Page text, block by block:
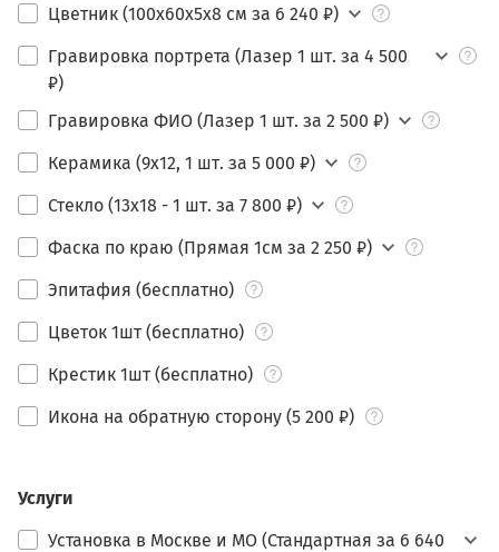
Цветник (100х60х5х8 см за 6 240 ₽)
Гравировка портрета (Лазер 1 шт. за 4 500
₽)
Гравировка ФИО (Лазер 1 шт. за 2 500 ₽)
Керамика (9х12, 1 шт. за 5 000 ₽)
Стекло (13х18 - 1 шт. за 7 800 ₽)
Фаска по краю (Прямая 1см за 2 250 ₽)
Эпитафия (бесплатно)
Цветок 1шт (бесплатно)
Крестик 1шт (бесплатно)
Икона на обратную сторону (5 200 ₽)
Услуги
Установка в Москве и МО (Стандартная за 6 640